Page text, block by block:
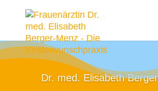
Dr. med. Elisabeth